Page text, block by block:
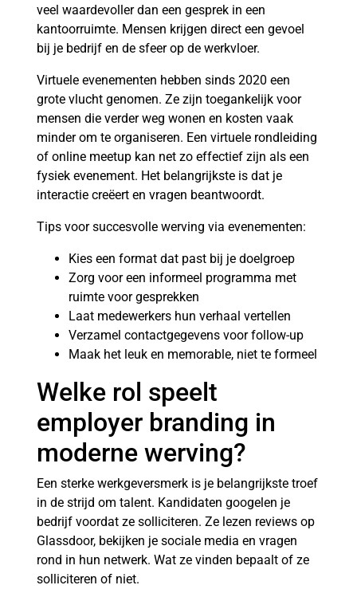
veel waardevoller dan een gesprek in een
kantoorruimte. Mensen krijgen direct een gevoel
bij je bedrijf en de sfeer op de werkvloer.
Virtuele evenementen hebben sinds 2020 een
grote vlucht genomen. Ze zijn toegankelijk voor
mensen die verder weg wonen en kosten vaak
minder om te organiseren. Een virtuele rondleiding
of online meetup kan net zo effectief zijn als een
fysiek evenement. Het belangrijkste is dat je
interactie creëert en vragen beantwoordt.
Tips voor succesvolle werving via evenementen:
Kies een format dat past bij je doelgroep
Zorg voor een informeel programma met
ruimte voor gesprekken
Laat medewerkers hun verhaal vertellen
Verzamel contactgegevens voor follow-up
Maak het leuk en memorable, niet te formeel
Welke rol speelt
employer branding in
moderne werving?
Een sterke werkgeversmerk is je belangrijkste troef
in de strijd om talent. Kandidaten googelen je
bedrijf voordat ze solliciteren. Ze lezen reviews op
Glassdoor, bekijken je sociale media en vragen
rond in hun netwerk. Wat ze vinden bepaalt of ze
solliciteren of niet.